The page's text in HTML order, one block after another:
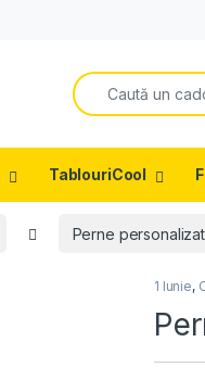
Search for:
TablouriCool
Perne
1 Iunie,